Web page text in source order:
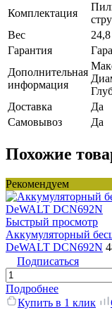
Комплектация
Вес
Гарантия
Дополнительная
информация
Доставка
Да
Самовывоз
Да
Похожие
Рекомендуем
Быстрый просмотр
Аккумуляторный
DeWALT DCN692N
Подписаться
Подробнее
Купить в 1 клик